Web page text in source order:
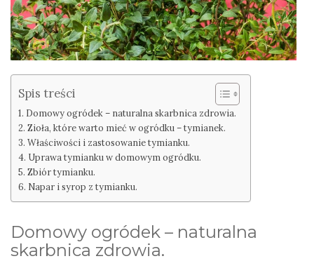
Spis treści
Domowy ogródek – naturalna skarbnica zdrowia.
Zioła, które warto mieć w ogródku – tymianek.
Właściwości i zastosowanie tymianku.
Uprawa tymianku w domowym ogródku.
Zbiór tymianku.
Napar i syrop z tymianku.
Domowy ogródek – naturalna
skarbnica zdrowia.